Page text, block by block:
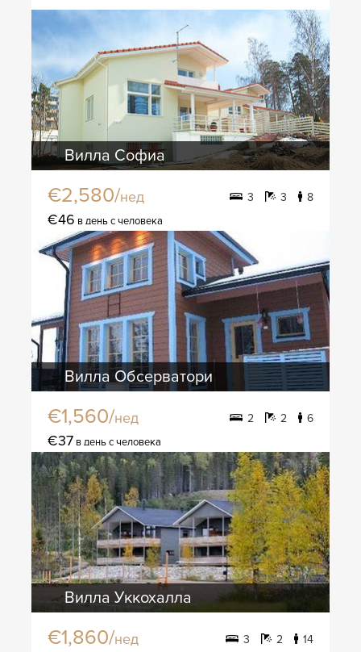
Вилла Софиа
€2,580/нед 3 3 8
€46 в день с человека
Вилла Обсерватори
€1,560/нед 2 2 6
€37 в день с человека
Вилла Уккохалла
€1,860/нед 3 2 14